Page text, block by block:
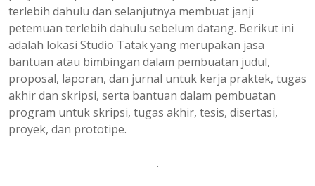
terlebih dahulu dan selanjutnya membuat janji
petemuan terlebih dahulu sebelum datang. Berikut ini
adalah lokasi Studio Tatak yang merupakan jasa
bantuan atau bimbingan dalam pembuatan judul,
proposal, laporan, dan jurnal untuk kerja praktek, tugas
akhir dan skripsi, serta bantuan dalam pembuatan
program untuk skripsi, tugas akhir, tesis, disertasi,
proyek, dan prototipe.
.